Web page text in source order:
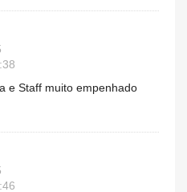
e Staff muito empenhado